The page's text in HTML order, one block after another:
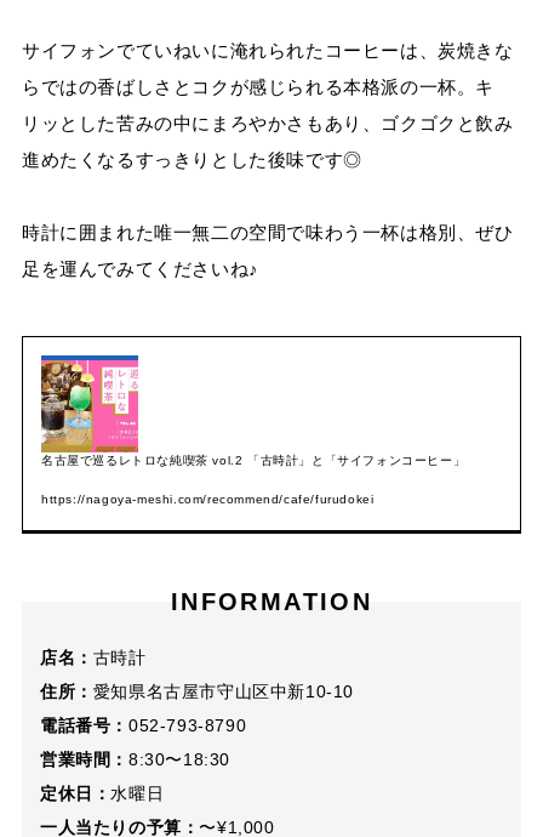
サイフォンでていねいに淹れられたコーヒーは、炭焼きな
らではの香ばしさとコクが感じられる本格派の一杯。キ
リッとした苦みの中にまろやかさもあり、ゴクゴクと飲み
進めたくなるすっきりとした後味です◎
時計に囲まれた唯一無二の空間で味わう一杯は格別、ぜひ
足を運んでみてくださいね♪
名古屋で巡るレトロな純喫茶 vol.2 「古時計」と「サイフォンコーヒー」
https://nagoya-meshi.com/recommend/cafe/furudokei
INFORMATION
店名： 古時計
住所： 愛知県名古屋市守山区中新10-10
電話番号： 052-793-8790
営業時間： 8:30〜18:30
定休日：水曜日
一人当たりの予算： 〜¥1,000